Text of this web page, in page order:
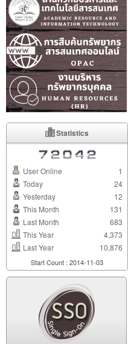
Statistics
User Online
1
Today
24
Yesterday
12
This Month
131
Last Month
683
This Year
4,373
Last Year
10,876
Start Count : 2014-11-03